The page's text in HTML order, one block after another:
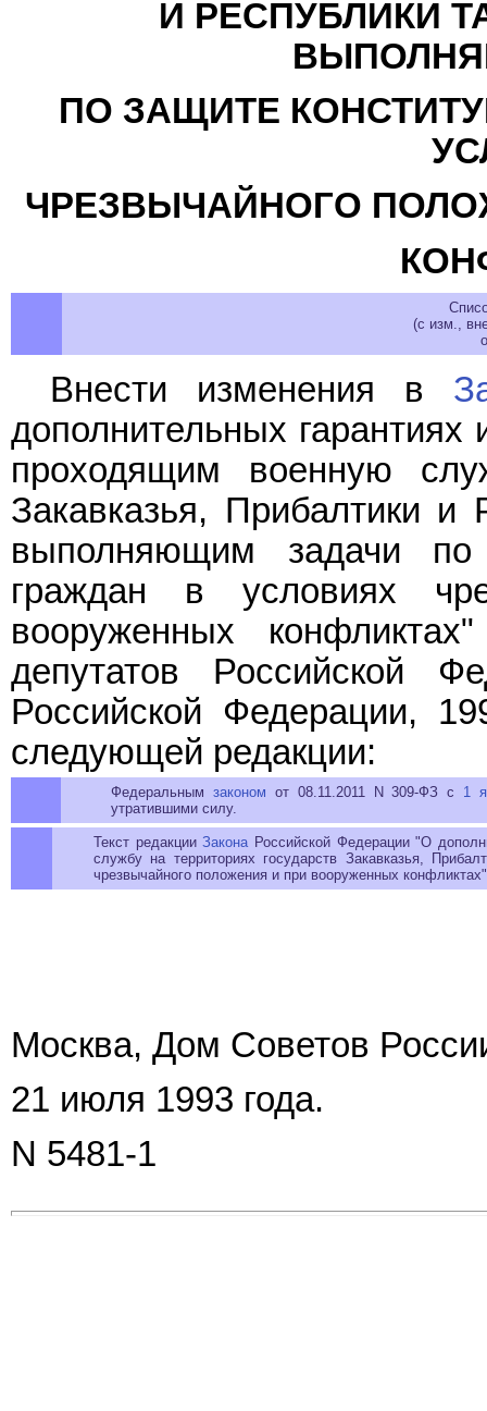
И РЕСПУБЛИКИ
ПО ЗАЩИТЕ
ЧРЕЗВЫЧАЙНОГО
(с изм.,
Внести изменения в
дополнительных
проходящим военную
Закавказья, Прибалтики и
выполняющим задачи по
граждан в условиях
вооруженных
депутатов Российской
Российской Федерации,
следующей редакции:
Федеральным законом от 08.11.2011 N 309-ФЗ с 1
утратившими силу.
Текст редакцииЗаконаРоссийской Федерации "О
службу на территориях государств Закавказья,
чрезвычайного положения и при вооруженных
Москва, Дом Советов
21 июля 1993 года.
N 5481-1